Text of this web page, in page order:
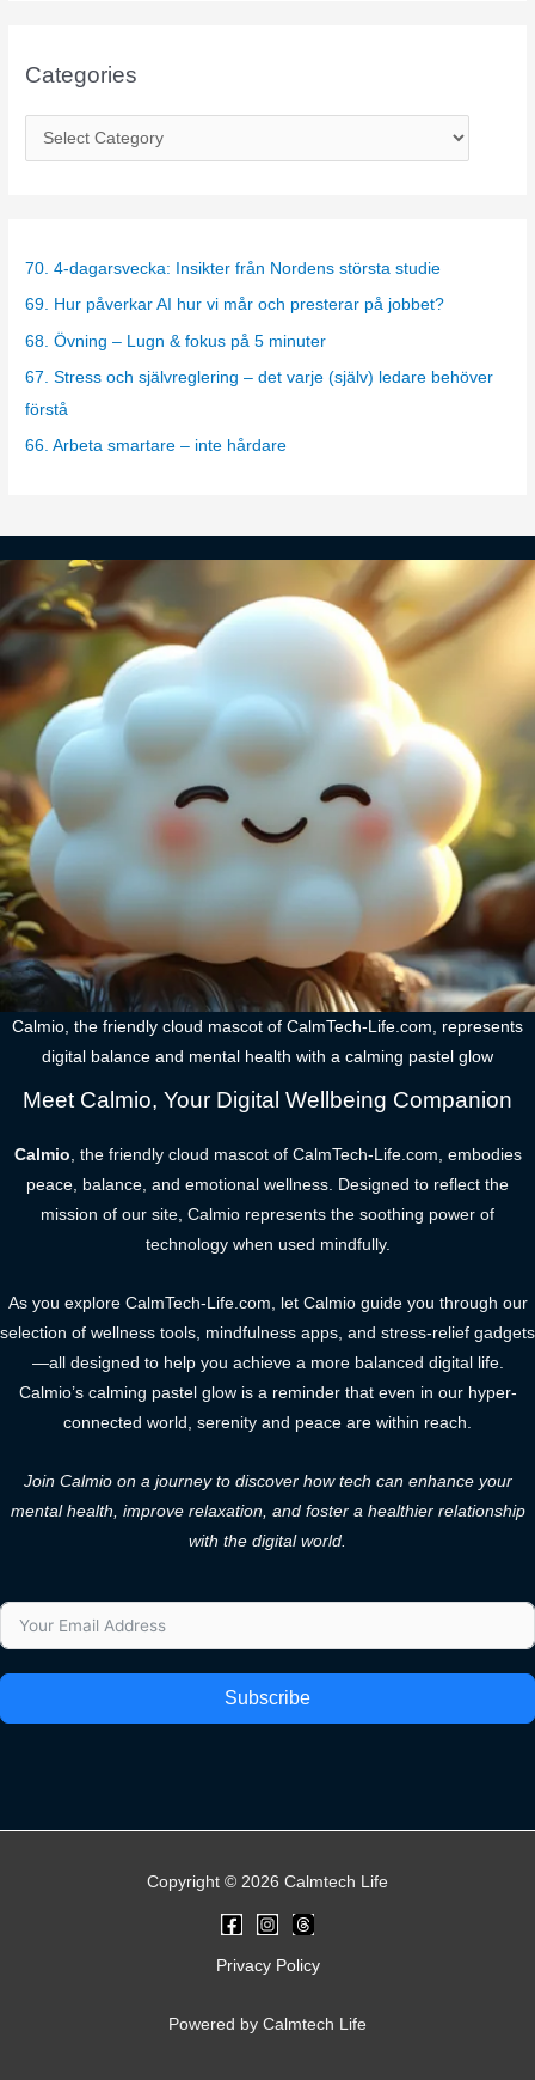
Categories
a
g
e
s
70. 4-dagarsvecka: Insikter från Nordens största studie
69. Hur påverkar AI hur vi mår och presterar på jobbet?
68. Övning – Lugn & fokus på 5 minuter
67. Stress och självreglering – det varje (själv) ledare behöver
förstå
66. Arbeta smartare – inte hårdare
Calmio, the friendly cloud mascot of CalmTech-Life.com, represents
digital balance and mental health with a calming pastel glow
Meet Calmio, Your Digital Wellbeing Companion
Calmio, the friendly cloud mascot of CalmTech-Life.com, embodies
peace, balance, and emotional wellness. Designed to reflect the
mission of our site, Calmio represents the soothing power of
technology when used mindfully.
As you explore CalmTech-Life.com, let Calmio guide you through our
selection of wellness tools, mindfulness apps, and stress-relief gadgets
—all designed to help you achieve a more balanced digital life.
Calmio’s calming pastel glow is a reminder that even in our hyper-
connected world, serenity and peace are within reach.
Join Calmio on a journey to discover how tech can enhance your
mental health, improve relaxation, and foster a healthier relationship
with the digital world.
Subscribe
Copyright © 2026 Calmtech Life
Privacy Policy
Powered by Calmtech Life